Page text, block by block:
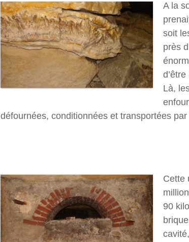
A la
soit
près
Là,
défournées, conditionnées et transportées
Cette
90